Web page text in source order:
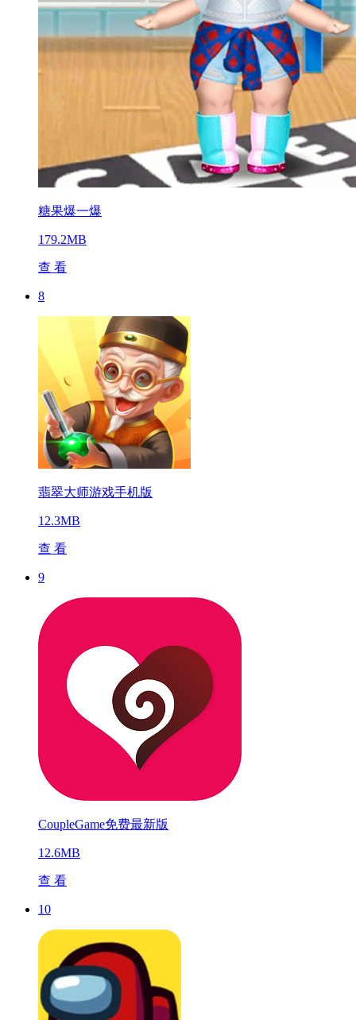
糖果爆一爆
179.2MB
查 看
8
翡翠大师游戏手机版
12.3MB
查 看
9
CoupleGame免费最新版
12.6MB
查 看
10